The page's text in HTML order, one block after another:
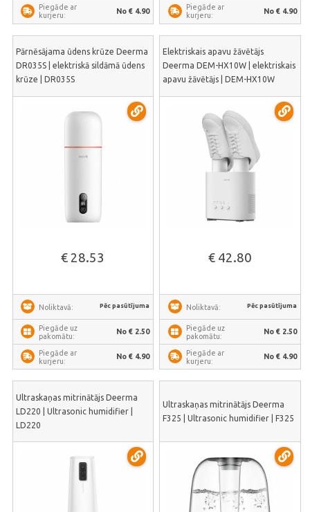
Piegāde ar
kurjeru:
No € 4.90
Piegāde ar
kurjeru:
No € 4.90
Pārnēsājama ūdens krūze Deerma
DR035S | elektriskā sildāmā ūdens
krūze | DR035S
€ 28.53
Noliktavā: Pēc pasūtījuma
Piegāde uz
pakomātu:
No € 2.50
Piegāde ar
kurjeru:
No € 4.90
Elektriskais apavu žāvētājs
Deerma DEM-HX10W | elektriskais
apavu žāvētājs | DEM-HX10W
€ 42.80
Noliktavā: Pēc pasūtījuma
Piegāde uz
pakomātu:
No € 2.50
Piegāde ar
kurjeru:
No € 4.90
Ultraskaņas mitrinātājs Deerma
LD220 | Ultrasonic humidifier |
LD220
Ultraskaņas mitrinātājs Deerma
F325 | Ultrasonic humidifier | F325